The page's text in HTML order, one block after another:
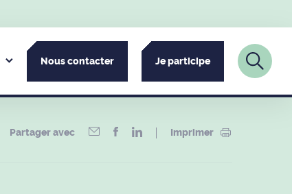
Nous contacter Je participe
Partager avec Imprimer